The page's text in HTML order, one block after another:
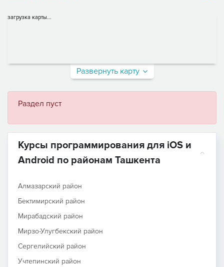
загрузка карты...
Развернуть карту
Раздел пуст
Курсы программирования для iOS и
Android по районам Ташкента
Алмазарский район
Бектимирский район
Мирабадский район
Мирзо-Улугбекский район
Сергелийский район
Учтепинский район